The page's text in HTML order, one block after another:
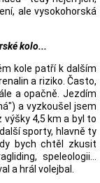
ale vysokohorská
kolo...
kole patří k dalším
a riziko. Často,
a opačně. Jezdím
a vyzkoušel jsem
4,5 km a byl to
sporty, hlavně ty
bych chtěl zkusit
speleologii...
a hrál volejbal.